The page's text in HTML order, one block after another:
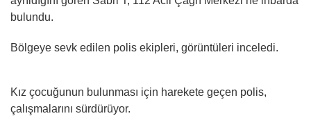
bulundu.
Bölgeye sevk edilen polis ekipleri, görüntüleri inceledi.
Kız çocuğunun bulunması için harekete geçen polis,
çalışmalarını sürdürüyor.